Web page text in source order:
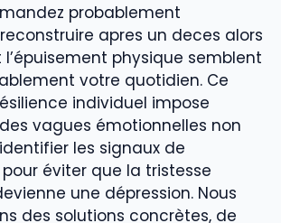
probablement
apres un deces alors
physique semblent
votre quotidien. Ce
individuel impose
vagues émotionnelles non
les signaux de
éviter que la tristesse
une dépression. Nous
des solutions concrètes, de